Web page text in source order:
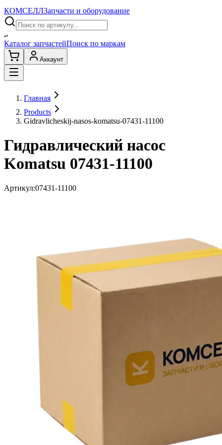
КОМСЕЛЛЗапчасти и оборудование
↵
Каталог запчастейПоиск по маркам
Аккаунт
Главная
Products
Gidravlicheskij-nasos-komatsu-07431-11100
Гидравлический насос
Komatsu 07431-11100
Артикул:07431-11100